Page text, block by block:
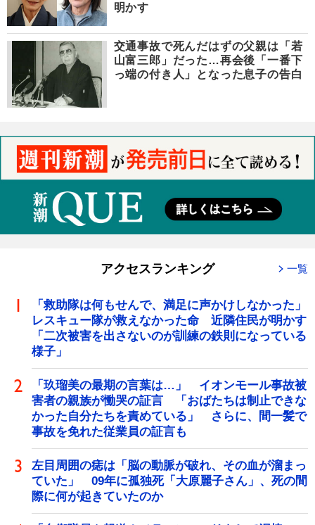
明かす
交通事故で死んだはずの父親は「若
山富三郎」だった…再会後「一番下
っ端の付き人」となった息子の告白
アクセスランキング 一覧
「救助隊は何もせんで、満足に声かけしなかった」
レスキュー隊が救えなかった命 近隣住民が明かす
「二次被害を出さないのが訓練の鉄則になっている
様子」
「玖瑠美の最期の言葉は…」 イオンモール事故被
害者の親族が慟哭の証言 「おばたちは制止できな
かった自分たちを責めている」 さらに、間一髪で
事故を免れた従業員の証言も
左目周囲の痣は「脳の動脈が破れ、その血が溜まっ
ていた」 09年に孤独死「大原麗子さん」、死の間
際に何が起きていたのか